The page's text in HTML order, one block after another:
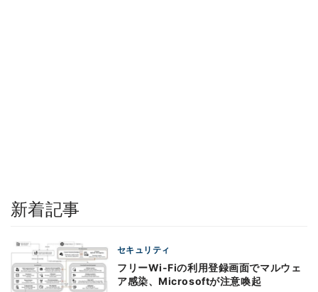
新着記事
セキュリティ
フリーWi-Fiの利用登録画面でマルウェ
ア感染、Microsoftが注意喚起